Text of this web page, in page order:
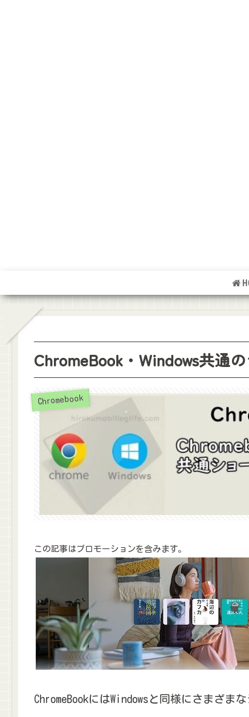
ChromeBook・Windows共通
Chromebook
この記事はプロモーションを含みます。
ChromeBookにはWindowsと同様にさまざま